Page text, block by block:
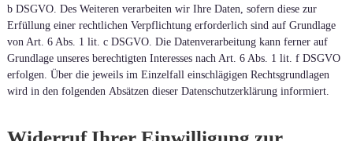
b DSGVO. Des Weiteren verarbeiten wir Ihre Daten, sofern diese zur
Erfüllung einer rechtlichen Verpflichtung erforderlich sind auf Grundlage
von Art. 6 Abs. 1 lit. c DSGVO. Die Datenverarbeitung kann ferner auf
Grundlage unseres berechtigten Interesses nach Art. 6 Abs. 1 lit. f DSGVO
erfolgen. Über die jeweils im Einzelfall einschlägigen Rechtsgrundlagen
wird in den folgenden Absätzen dieser Datenschutzerklärung informiert.